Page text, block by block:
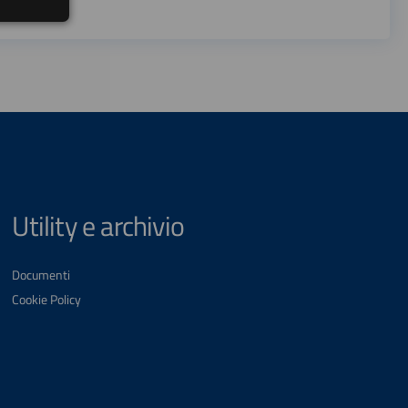
Utility e archivio
Documenti
Cookie Policy